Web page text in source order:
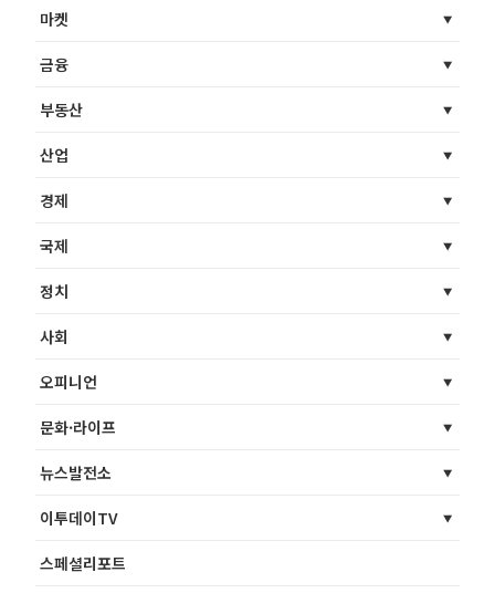
마켓
금융
부동산
산업
경제
국제
정치
사회
오피니언
문화·라이프
뉴스발전소
이투데이TV
스페셜리포트